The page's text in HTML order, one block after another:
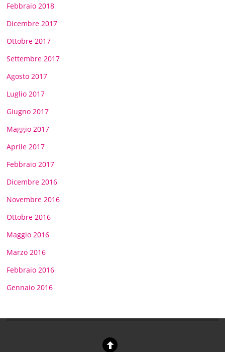
Febbraio 2018
Dicembre 2017
Ottobre 2017
Settembre 2017
Agosto 2017
Luglio 2017
Giugno 2017
Maggio 2017
Aprile 2017
Febbraio 2017
Dicembre 2016
Novembre 2016
Ottobre 2016
Maggio 2016
Marzo 2016
Febbraio 2016
Gennaio 2016